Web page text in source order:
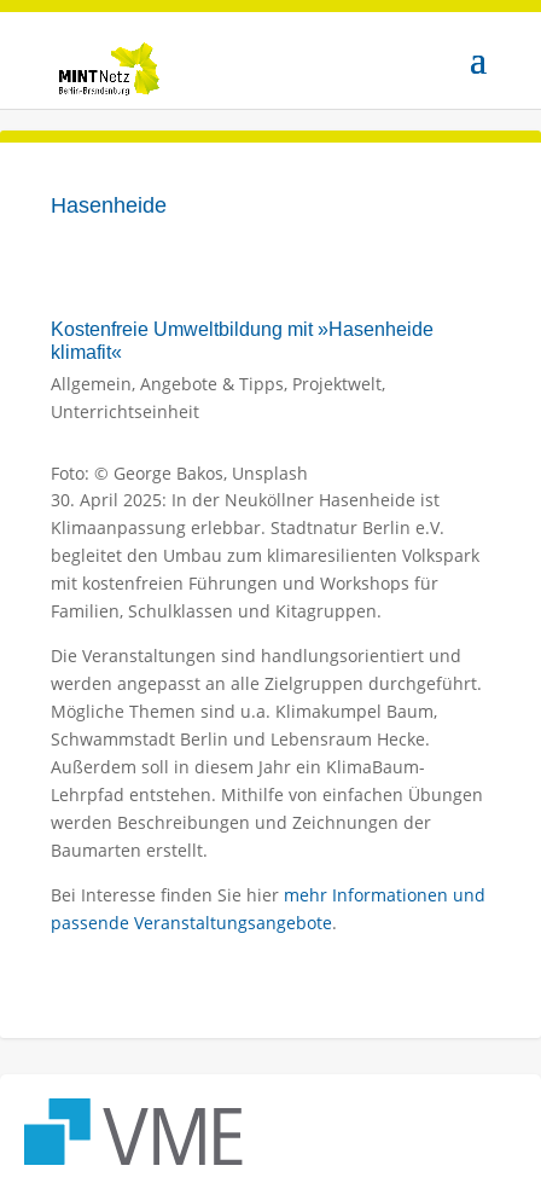
Hasenheide
Kostenfreie Umweltbildung mit »Hasenheide
klimafit«
Allgemein, Angebote & Tipps, Projektwelt,
Unterrichtseinheit
Foto: © George Bakos, Unsplash
30. April 2025: In der Neuköllner Hasenheide ist
Klimaanpassung erlebbar. Stadtnatur Berlin e.V.
begleitet den Umbau zum klimaresilienten Volkspark
mit kostenfreien Führungen und Workshops für
Familien, Schulklassen und Kitagruppen.
Die Veranstaltungen sind handlungsorientiert und
werden angepasst an alle Zielgruppen durchgeführt.
Mögliche Themen sind u.a. Klimakumpel Baum,
Schwammstadt Berlin und Lebensraum Hecke.
Außerdem soll in diesem Jahr ein KlimaBaum-
Lehrpfad entstehen. Mithilfe von einfachen Übungen
werden Beschreibungen und Zeichnungen der
Baumarten erstellt.
Bei Interesse finden Sie hier mehr Informationen und
passende Veranstaltungsangebote.